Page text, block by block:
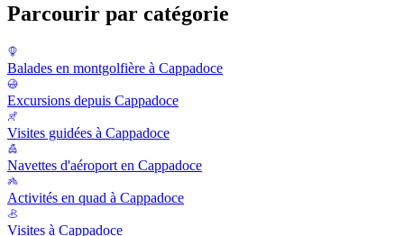
Parcourir par catégorie
Balades en montgolfière à Cappadoce
Excursions depuis Cappadoce
Visites guidées à Cappadoce
Navettes d'aéroport en Cappadoce
Activités en quad à Cappadoce
Visites à Cappadoce